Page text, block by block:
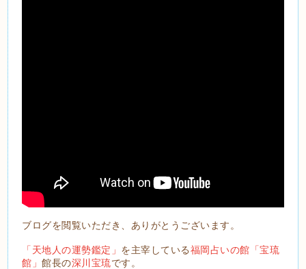
ブログを閲覧いただき、ありがとうございます。
「天地人の運勢鑑定」 を主宰している福岡占いの館「宝琉
館」館長の深川宝琉です。